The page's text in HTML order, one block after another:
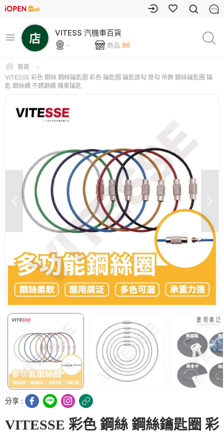
VITESS 汽機車百貨
- 商品:86
首頁
-
VITESSE 彩色 鋼絲 鋼絲鑰匙圈 彩色 鑰匙圈 鑰匙掛勾 掛勾 吊飾 鋼絲鑰匙圈 鑰
匙 鋼絲繩 不銹鋼繩 機車鑰匙
分享 :
VITESSE 彩色 鋼絲 鋼絲鑰匙圈 彩